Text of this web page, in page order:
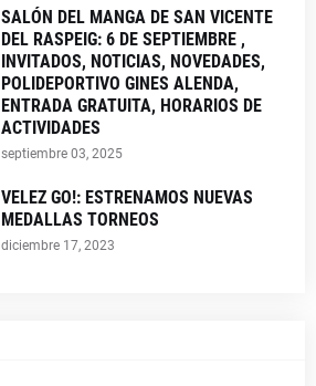
SALÓN DEL MANGA DE SAN VICENTE
DEL RASPEIG: 6 DE SEPTIEMBRE ,
INVITADOS, NOTICIAS, NOVEDADES,
POLIDEPORTIVO GINES ALENDA,
ENTRADA GRATUITA, HORARIOS DE
ACTIVIDADES
septiembre 03, 2025
VELEZ GO!: ESTRENAMOS NUEVAS
MEDALLAS TORNEOS
diciembre 17, 2023